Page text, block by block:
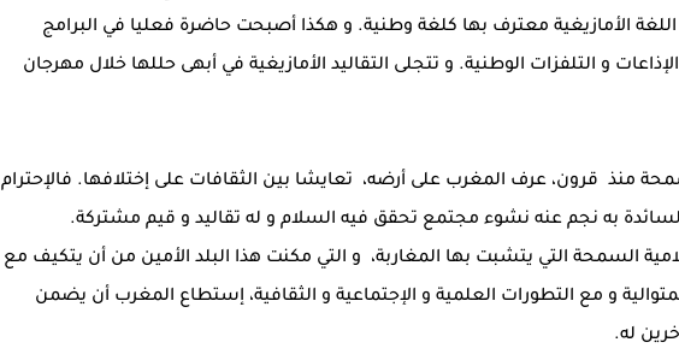
الأمازيغية معترف بها كلغة وطنية. و هكذا أصبحت حاضرة فعليا في البرامج
و التلفزات الوطنية. و تتجلى التقاليد الأمازيغية في أبهى حللها خلال مهرجان
منذ قرون، عرف المغرب على أرضه، تعايشا بين الثقافات على إختلافها. فالإحترام
السائدة به نجم عنه نشوء مجتمع تحقق فيه السلام و له تقاليد و قيم مشتركة.
السمحة التي يتشبت بها المغاربة، و التي مكنت هذا البلد الأمين من أن يتكيف مع
و مع التطورات العلمية و الإجتماعية و الثقافية، إستطاع المغرب أن يضمن
له.